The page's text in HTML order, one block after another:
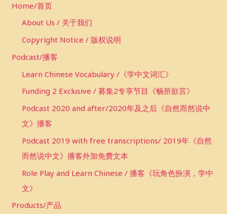
h
Home/首页
About Us / 关于我们
Copyright Notice / 版权说明
Podcast/播客
Learn Chinese Vocabulary /《学中文词汇》
Funding 2 Exclusive / 募集2专享节目《畅所欲言》
Podcast 2020 and after/2020年及之后《自然而然说中
文》播客
Podcast 2019 with free transcriptions/ 2019年《自然
而然说中文》播客外加免费文本
Role Play and Learn Chinese / 播客《玩角色扮演，学中
文》
Products/产品